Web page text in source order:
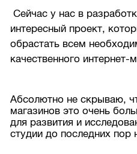
Сейчас у нас в
интересный проект,
обрастать всем
качественного интернет-
Абсолютно не скрываю,
магазинов это очень
для развития и
студии до последних пор